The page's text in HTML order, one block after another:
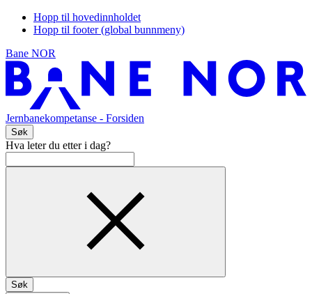
Hopp til hovedinnholdet
Hopp til footer (global bunnmeny)
Bane NOR
Jernbanekompetanse - Forsiden
Søk
Hva leter du etter i dag?
Søk